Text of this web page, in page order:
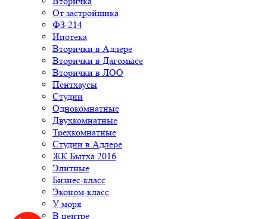
От застройщика
ФЗ-214
Ипотека
Вторички в Адлере
Вторички в Дагомысе
Вторички в ЛОО
Пентхаусы
Студии
Однокомнатные
Двухкомнатные
Трехкомнатные
Студии в Адлере
ЖК Бытха 2016
Элитные
Бизнес-класс
Эконом-класс
У моря
В центре